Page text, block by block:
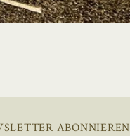
ABONNIEREN